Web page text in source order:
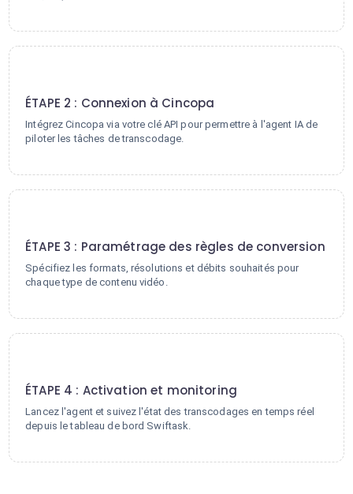
ÉTAPE 2 : Connexion à Cincopa
Intégrez Cincopa via votre clé API pour permettre à l'agent IA de
piloter les tâches de transcodage.
ÉTAPE 3 : Paramétrage des règles de conversion
Spécifiez les formats, résolutions et débits souhaités pour
chaque type de contenu vidéo.
ÉTAPE 4 : Activation et monitoring
Lancez l'agent et suivez l'état des transcodages en temps réel
depuis le tableau de bord Swiftask.